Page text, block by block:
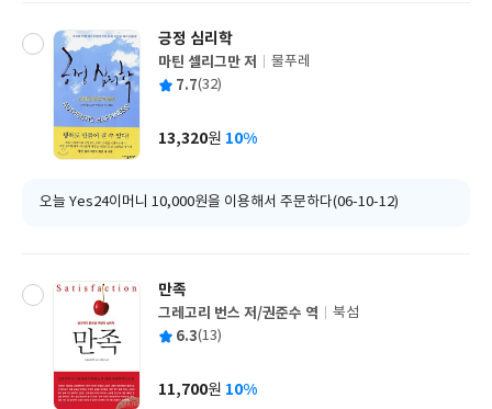
긍정 심리학
글
쓴
마틴 셀리그만 저
출
사
물푸레
평 7.7(32)
가
13,320원 10%
오늘 Yes24이머니 10,000원을 이용해서 주문하다(06-10-12)
만족
글
쓴
그레고리 번스 저/권준수 역
출
사
북섬
평 6.3(13)
가
11,700원 10%